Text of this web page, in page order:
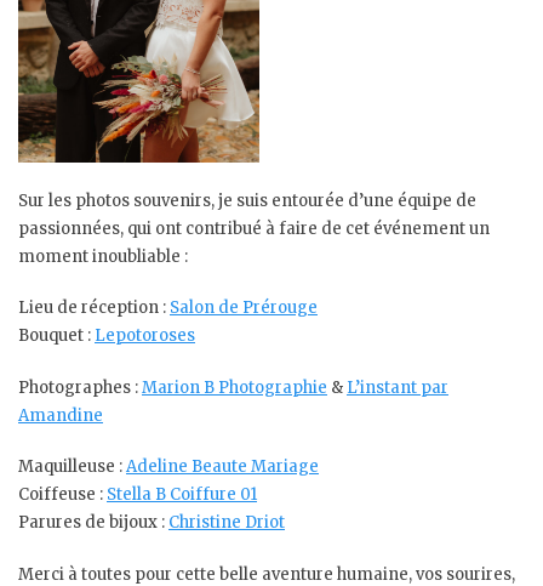
Sur les photos souvenirs, je suis entourée d’une équipe de
passionnées, qui ont contribué à faire de cet événement un
moment inoubliable :
Lieu de réception : Salon de Prérouge
Bouquet : Lepotoroses
Photographes :Marion B Photographie & L’instant par
Amandine
Maquilleuse :Adeline Beaute Mariage
Coiffeuse : Stella B Coiffure 01
Parures de bijoux : Christine Driot
Merci à toutes pour cette belle aventure humaine, vos sourires,